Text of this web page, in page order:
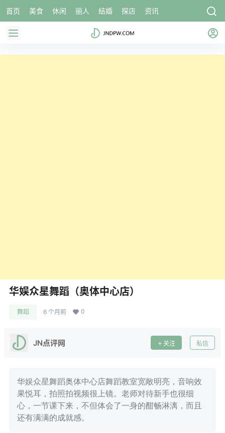
首页 美食 休闲 丽人 结婚 探店 资讯
华娱众星舞蹈（奥体中心店）
舞蹈 6 个月前 0
JN点评网 关注 私信
华娱众星舞蹈奥体中心店舞蹈教室宽敞明亮，音响效
果悦耳，拍照拍视频很上镜。老师对待新手也很细
心，一节课下来，不但体会了一身的酣畅淋漓，而且
还有满满的成就感。